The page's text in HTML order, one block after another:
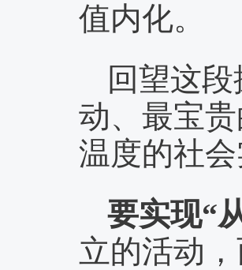
值内化。
回望这
动、最宝
温度的社
要实现“
立的活动